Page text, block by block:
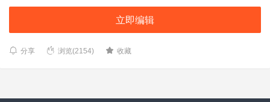
立即编辑
分享 浏览(2154) 收藏